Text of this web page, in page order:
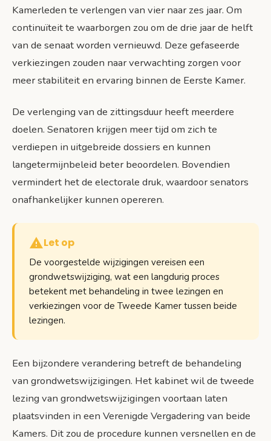
Kamerleden te verlengen van vier naar zes jaar. Om
continuïteit te waarborgen zou om de drie jaar de helft
van de senaat worden vernieuwd. Deze gefaseerde
verkiezingen zouden naar verwachting zorgen voor
meer stabiliteit en ervaring binnen de Eerste Kamer.
De verlenging van de zittingsduur heeft meerdere
doelen. Senatoren krijgen meer tijd om zich te
verdiepen in uitgebreide dossiers en kunnen
langetermijnbeleid beter beoordelen. Bovendien
vermindert het de electorale druk, waardoor senators
onafhankelijker kunnen opereren.
Let op
De voorgestelde wijzigingen vereisen een
grondwetswijziging, wat een langdurig proces
betekent met behandeling in twee lezingen en
verkiezingen voor de Tweede Kamer tussen beide
lezingen.
Een bijzondere verandering betreft de behandeling
van grondwetswijzigingen. Het kabinet wil de tweede
lezing van grondwetswijzigingen voortaan laten
plaatsvinden in een Verenigde Vergadering van beide
Kamers. Dit zou de procedure kunnen versnellen en de